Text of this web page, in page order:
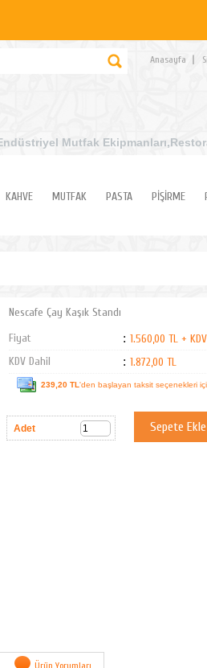
Anasayfa
Mutfak Ekipmanları
KAHVE MUTFAK PASTA PİŞİRME
Nescafe Çay Kaşık Standı
Fiyat
: 1.560,00 TL + KDV
KDV Dahil
: 1.872,00 TL
239,20 TL'den başlayan taksit seçenekleri
Adet
Ürün Yorumları